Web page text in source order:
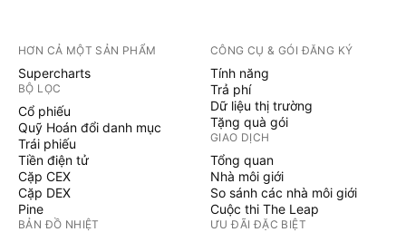
HƠN CẢ MỘT SẢN PHẨM
Supercharts
BỘ LỌC
Cổ phiếu
Quỹ Hoán đổi danh mục
Trái phiếu
Tiền điện tử
Cặp CEX
Cặp DEX
Pine
BẢN ĐỒ NHIỆT
CÔNG CỤ & GÓI ĐĂNG KÝ
Tính năng
Trả phí
Dữ liệu thị trường
Tặng quà gói
GIAO DỊCH
Tổng quan
Nhà môi giới
So sánh các nhà môi giới
Cuộc thi The Leap
ƯU ĐÃI ĐẶC BIỆT